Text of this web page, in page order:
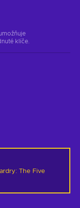
klíče.
The Five